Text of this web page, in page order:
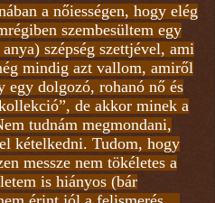
a nőiességen, hogy elég
szembesültem egy
szépség szettjével, ami
mindig azt vallom, amiről
egy dolgozó, rohanó nő és
de akkor minek a
tudnám megmondani,
kételkedni. Tudom, hogy
messze nem tökéletes a
is hiányos (bár